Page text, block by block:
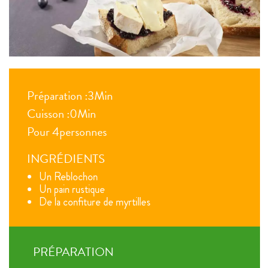
Préparation :3Min
Cuisson :0Min
Pour 4personnes
INGRÉDIENTS
Un Reblochon
Un pain rustique
De la confiture de myrtilles
PRÉPARATION